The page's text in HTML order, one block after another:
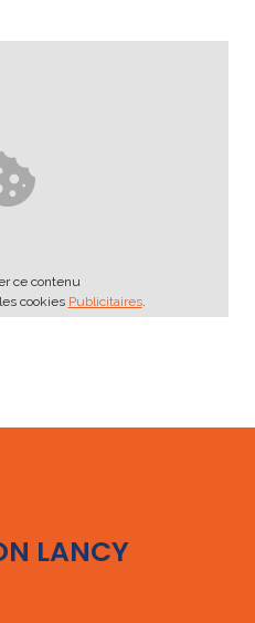
ce contenu
cookies Publicitaires.
LANCY